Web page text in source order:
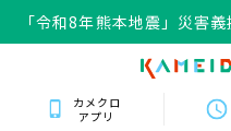
「令和8年熊本地震」災害
カメクロ
アプリ